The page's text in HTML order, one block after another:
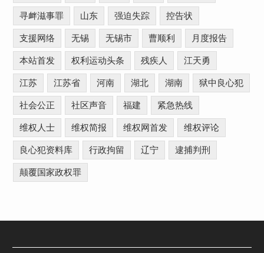
寻衅滋事罪 山东 强迫失踪 控告状
支援网络 无锡 无锡市 曹顺利 月度报告
本站首发 权利运动头条 残疾人 江天勇
江苏 江苏省 河南 湖北 湖南 狱中良心犯
社会公正 社区声音 福建 紧急热线
维权人士 维权简报 维权网首发 维权评论
良心犯资料库 行政拘留 辽宁 逮捕判刑
颠覆国家政权罪